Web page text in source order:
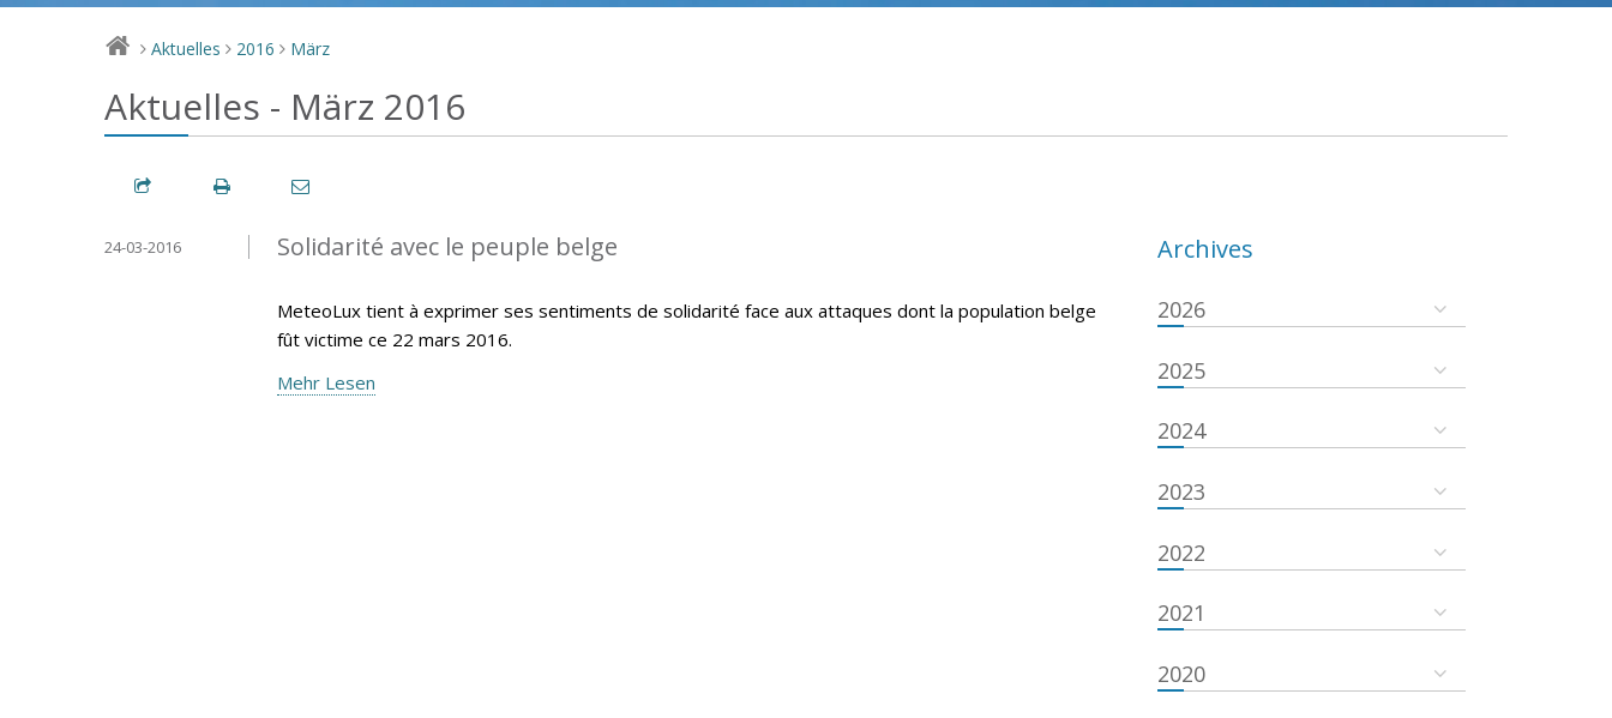
> Aktuelles > 2016 > März
Aktuelles - März 2016
Solidarité avec le peuple belge
24-03-2016
MeteoLux tient à exprimer ses sentiments de solidarité face aux attaques dont la population belge
fût victime ce 22 mars 2016.
Mehr Lesen
Archives
2026
2025
2024
2023
2022
2021
2020